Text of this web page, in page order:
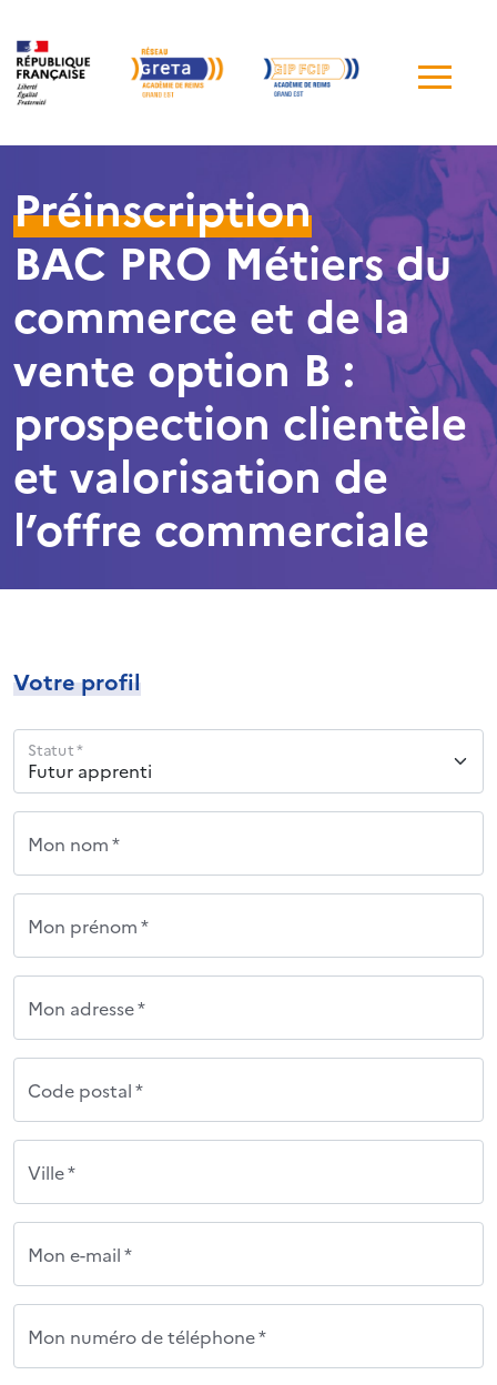
de
Préinscription
BAC PRO Métiers du
commerce et de la
vente option B :
prospection clientèle
et valorisation de
l’offre commerciale
Votre profil
Statut *
Mon nom *
Mon prénom *
Mon adresse *
Code postal *
Ville *
Mon e-mail *
Mon numéro de téléphone *